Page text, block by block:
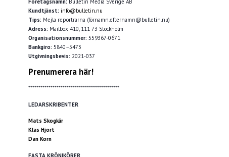
Kundtjänst: info@bulletin.nu
Tips: Mejla reportrarna (förnamn.efternamn@bulletin.nu)
Adress: Mailbox 410, 111 73 Stockholm
Organisationsnummer: 559367-0671
Bankgiro: 5840–5473
Utgivningsbevis: 2021-037
Prenumerera här!
*********************************************
LEDARSKRIBENTER
Mats Skogkär
Klas Hjort
Dan Korn
FASTA KRÖNIKÖRER